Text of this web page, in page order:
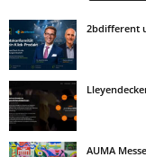
2bdifferent
AUMA